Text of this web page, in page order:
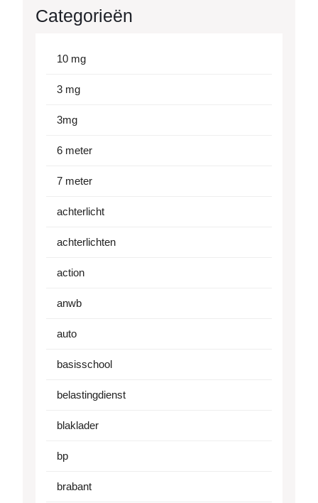
Categorieën
10 mg
3 mg
3mg
6 meter
7 meter
achterlicht
achterlichten
action
anwb
auto
basisschool
belastingdienst
blaklader
bp
brabant